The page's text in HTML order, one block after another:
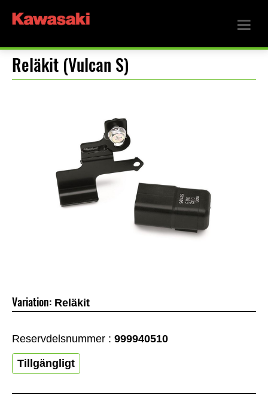
Reläkit (Vulcan S)
Variation: Reläkit
Reservdelsnummer : 999940510
Tillgängligt